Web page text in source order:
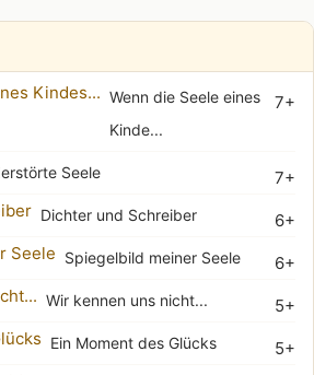
7+
Wenn die Seele eines
Kinde...
7+
Seele
6+
Dichter und Schreiber
6+
Spiegelbild meiner Seele
5+
Wir kennen uns nicht...
5+
Ein Moment des Glücks